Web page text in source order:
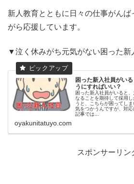
新人教育とともに日々の仕事がん
がら応援しています。
▼泣く休みがち元気がない困った
困った新入社員がい
うにすればいい？
困った新入社員がいると
なることを期待して採用
うと、こちらが困ってし
気をつかうんですが、対
記事では...
oyakunitatuyo.com
スポンサーリン